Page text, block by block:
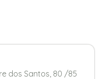
dos Santos, 80 /85